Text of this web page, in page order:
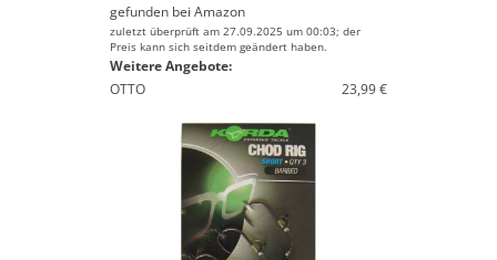
gefunden bei Amazon
zuletzt überprüft am 27.09.2025 um 00:03; der
Preis kann sich seitdem geändert haben.
Weitere Angebote:
OTTO
23,99 €